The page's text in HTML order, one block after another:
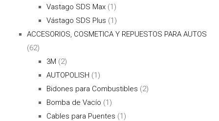
Vastago SDS Max (1)
Vástago SDS Plus (1)
ACCESORIOS, COSMETICA Y REPUESTOS PARA AUTOS
(62)
3M (2)
AUTOPOLISH (1)
Bidones para Combustibles (2)
Bomba de Vacío (1)
Cables para Puentes (1)